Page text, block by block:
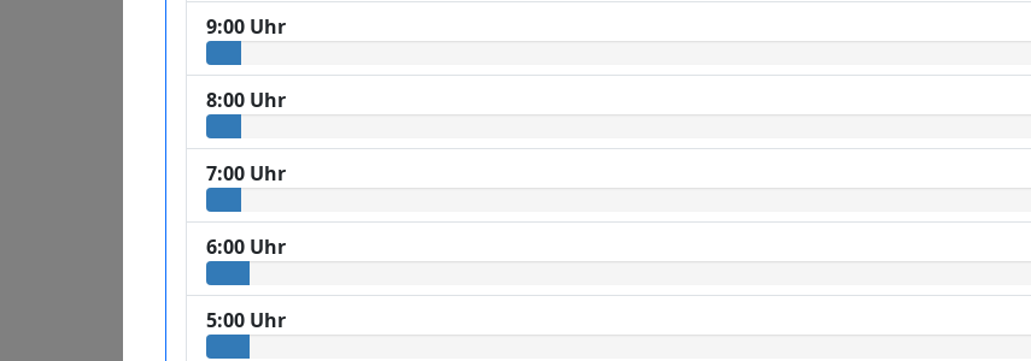
9:00 Uhr
8:00 Uhr
7:00 Uhr
6:00 Uhr
5:00 Uhr